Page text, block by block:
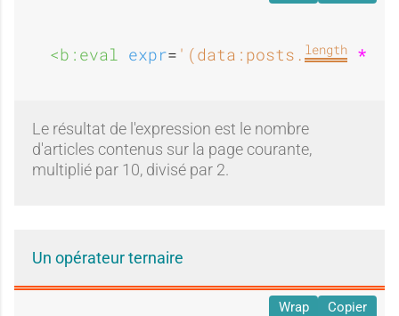
<b:eval expr= '(data:posts. length *
Le résultat de l'expression est le nombre
d'articles contenus sur la page courante,
multiplié par 10, divisé par 2.
Un opérateur ternaire
Wrap Copier